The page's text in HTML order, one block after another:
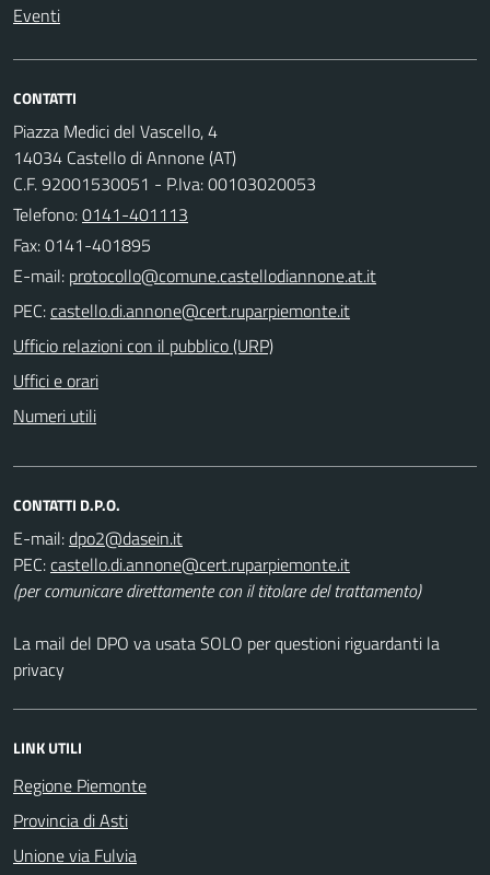
Eventi
CONTATTI
Piazza Medici del Vascello, 4
14034 Castello di Annone (AT)
C.F. 92001530051 - P.Iva: 00103020053
Telefono:0141-401113
Fax: 0141-401895
E-mail:
PEC:
Ufficio relazioni con il pubblico (URP)
Uffici e orari
Numeri utili
CONTATTI D.P.O.
E-mail:
PEC:
(per comunicare direttamente con il titolare del trattamento)
La mail del DPO va usata SOLO per questioni riguardanti la
privacy
LINK UTILI
Regione Piemonte
Provincia di Asti
Unione via Fulvia